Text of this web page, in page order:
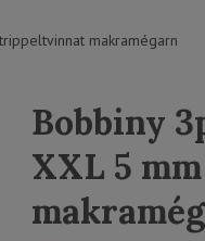
makramégarn
Bobbiny
XXL 5